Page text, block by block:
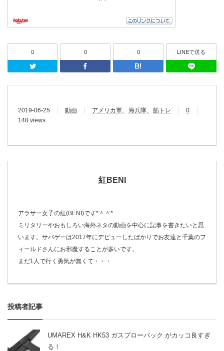
0
Twitter
0
Facebook
0
はてなブッ
LINEで送る
2019-06-25 動画 アメリカ軍 海兵隊 筋トレ
0
148 views
紅BENI
アラサー女子の紅(BENI)です*＾＾*
ミリタリーやおもしろい海外ネタの動画を中心に記事を書きたいと思
います。サバゲーは2017年にデビューしたばかりでお友達と千葉のフ
ィールドさんにお邪魔することが多いです。
まだ1人で行く勇気が無くて・・・
投稿者記事
UMAREX H&K HK53 ガスブローバック がカッコ良すぎ
る！